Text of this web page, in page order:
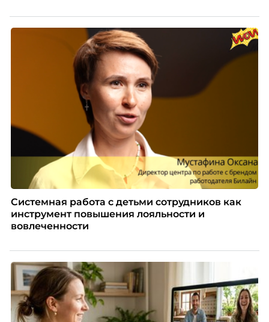
Системная работа с детьми сотрудников как
инструмент повышения лояльности и
вовлеченности